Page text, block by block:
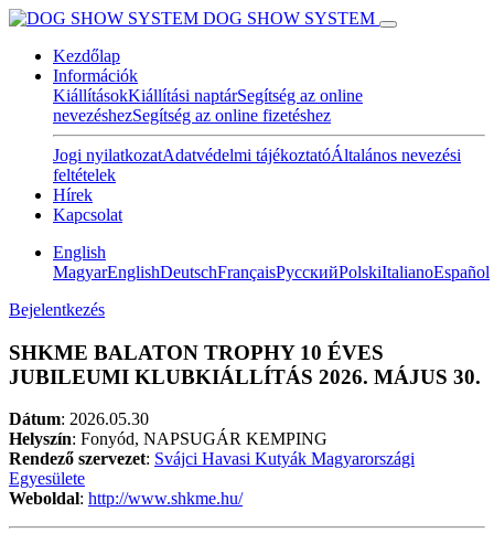
DOG SHOW SYSTEM
Kezdőlap
Információk
KiállításokKiállítási naptárSegítség az online
nevezéshezSegítség az online fizetéshez
Jogi nyilatkozatAdatvédelmi tájékoztatóÁltalános nevezési
feltételek
Hírek
Kapcsolat
English
MagyarEnglishDeutschFrançaisPусскийPolskiItalianoEspañol
Bejelentkezés
SHKME BALATON TROPHY 10 ÉVES
JUBILEUMI KLUBKIÁLLÍTÁS 2026. MÁJUS 30.
Dátum: 2026.05.30
Helyszín: Fonyód, NAPSUGÁR KEMPING
Rendező szervezet: Svájci Havasi Kutyák Magyarországi
Egyesülete
Weboldal: http://www.shkme.hu/